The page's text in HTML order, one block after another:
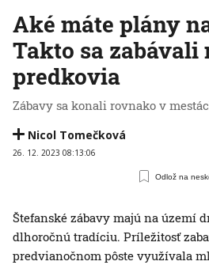
Aké máte plány
Takto sa zabávali
predkovia
Zábavy sa konali rovnako v
Nicol Tomečková
26. 12. 2023 08:13:06
Odlož na
Štefanské zábavy majú na území
dlhoročnú tradíciu. Príležitosť
predvianočnom pôste využívala